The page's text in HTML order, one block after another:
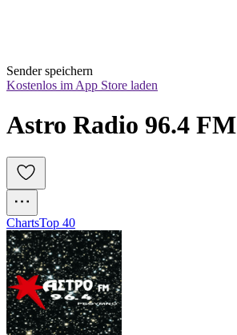
Sender speichern
Kostenlos im App Store laden
Astro Radio 96.4 FM
ChartsTop 40